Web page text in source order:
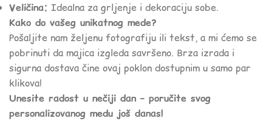
Veličina: Idealna za grljenje i dekoraciju sobe.
Kako do vašeg unikatnog mede?
Pošaljite nam željenu fotografiju ili tekst, a mi ćemo se
pobrinuti da majica izgleda savršeno. Brza izrada i
sigurna dostava čine ovaj poklon dostupnim u samo par
klikova!
Unesite radost u nečiji dan – poručite svog
personalizovanog medu još danas!